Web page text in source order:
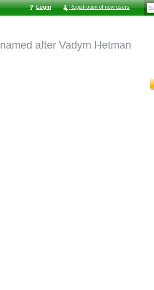
Login Registration of new users
named after Vadym Hetman